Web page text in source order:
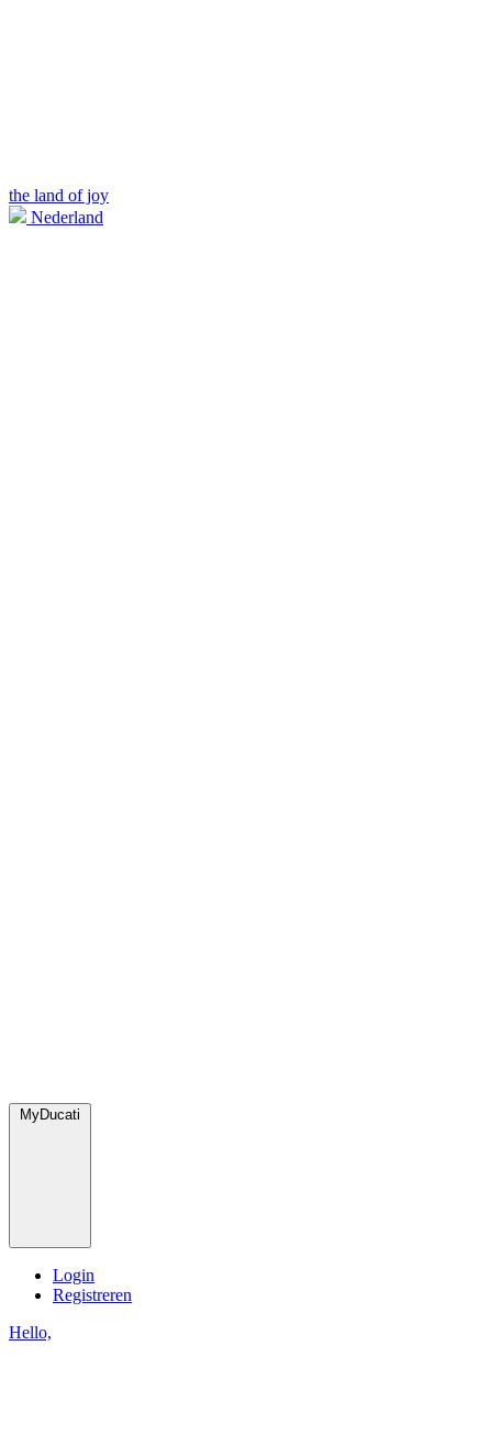
the land of joy
Nederland
MyDucati
Login
Registreren
Hello,